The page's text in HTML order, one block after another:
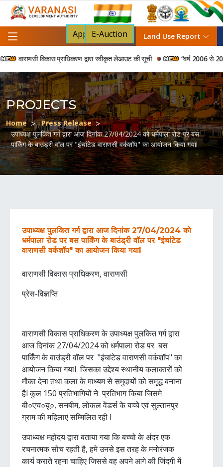
Apply For NOC
E-Auction Land Use Report
वाराणसी विकास प्राधिकरण द्वारा स्वीकृत लेआउट की सूची “वर्ष 2006 से 2024
PROJECTS
Home
Press Release
उपाध्यक्ष पुलकित गर्ग द्वारा आज दिनांक 27/04/2024 को धर्मपाला रोड पर बस
पार्किंग के बाउंड्री वॉल पर "इंचांटेड वाराणसी वर्कशॉप" का आयोजन किया गयाl
उपाध्यक्ष पुलकित गर्ग द्वारा आज दिनांक 27/04/2024 को
धर्मपाला रोड पर बस पार्किंग के बाउंड्री वॉल पर "इंचांटेड
वाराणसी वर्कशॉप" का आयोजन किया गयाl
वाराणसी विकास प्राधिकरण, वाराणसी
प्रेस-विज्ञप्ति
वाराणसी विकास प्राधिकरण के उपाध्यक्ष पुलकित गर्ग द्वारा
आज दिनांक 27/04/2024 को धर्मपाला रोड पर बस
पार्किंग के बाउंड्री वॉल पर "इंचांटेड वाराणसी वर्कशॉप" का
आयोजन किया गयाl जिसका उद्देश्य स्थानीय कलाकारों को
मौका देना तथा कला के माध्यम से समुदायों को समृद्ध बनाना
हैl कुल 150 प्रतिभागियों ने प्रतिभाग किया जिसमे
बी०एच०यू०, सनबीम, लोकल वेंडर्स के बच्चे एवं सुल्तानपुर
ग्राम की महिलाएं सम्मिलित रही l
उपाध्यक्ष महोदय द्वारा बताया गया कि बच्चो के अंदर एक
रचनात्मक सोच रहती है, हमे उनसे इस तरह के मनोरंजक
कार्य कराते रहना चाहिए जिससे वह अपने आगे की जिंदगी में